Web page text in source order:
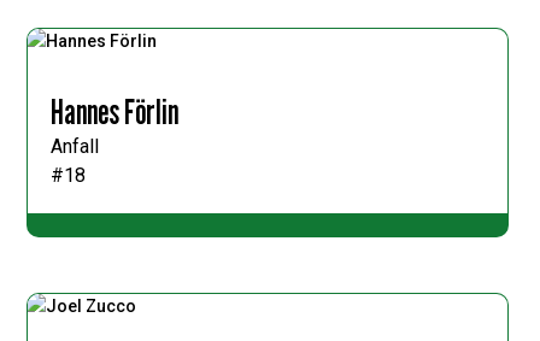
Hannes Förlin
Anfall
#18